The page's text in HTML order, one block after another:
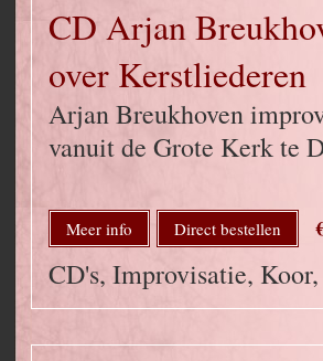
CD Arjan
over Kerstliederen
Arjan Breukhoven
vanuit de Grote Kerk te
Meer info Direct bestellen
CD's, Improvisatie,